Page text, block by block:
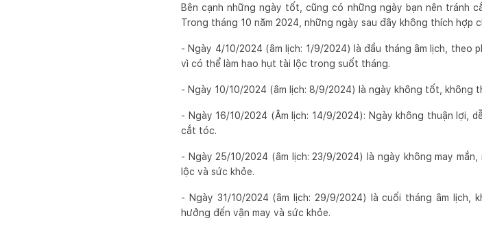
Bên cạnh những ngày tốt, cũng có những ngày bạn nên tránh
Trong tháng 10 năm 2024, những ngày sau đây không thích hợp
- Ngày 4/10/2024 (âm lịch: 1/9/2024) là đầu tháng âm lịch,
vì có thể làm hao hụt tài lộc trong suốt tháng.
- Ngày 10/10/2024 (âm lịch: 8/9/2024) là ngày không tốt, không
- Ngày 16/10/2024 (Âm lịch: 14/9/2024): Ngày không thuận lợi,
cắt tóc.
- Ngày 25/10/2024 (âm lịch: 23/9/2024) là ngày không may
lộc và sức khỏe.
- Ngày 31/10/2024 (âm lịch: 29/9/2024) là cuối tháng âm
hưởng đến vận may và sức khỏe.